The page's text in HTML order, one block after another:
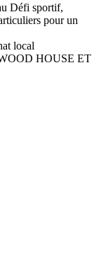
Défi sportif,
pour un
local
HOUSE ET